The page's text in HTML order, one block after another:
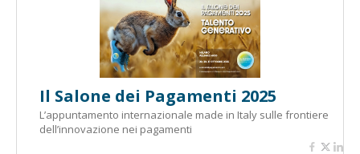
Il Salone dei Pagamenti 2025
L’appuntamento internazionale made in Italy sulle frontiere
dell’innovazione nei pagamenti